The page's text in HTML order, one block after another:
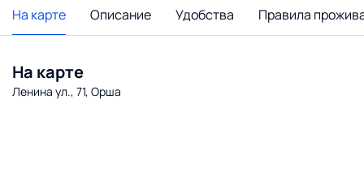
На карте Описание Удобства Правила
На карте
Ленина ул., 71, Орша